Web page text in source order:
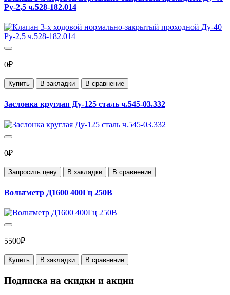
Ру-2,5 ч.528-182.014
0₽
Купить В закладки В сравнение
Заслонка круглая Ду-125 сталь ч.545-03.332
0₽
Запросить цену В закладки В сравнение
Вольтметр Д1600 400Гц 250В
5500₽
Купить В закладки В сравнение
Подписка на скидки и акции